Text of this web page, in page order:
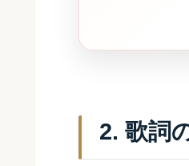
2. 歌詞